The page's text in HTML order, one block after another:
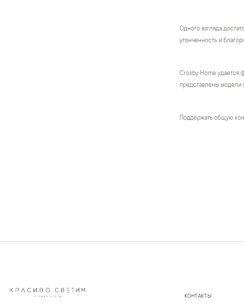
Одного взгляда
утонченность и
Crosby Home удается
представлены модели
Поддержать общую
КОНТАКТЫ